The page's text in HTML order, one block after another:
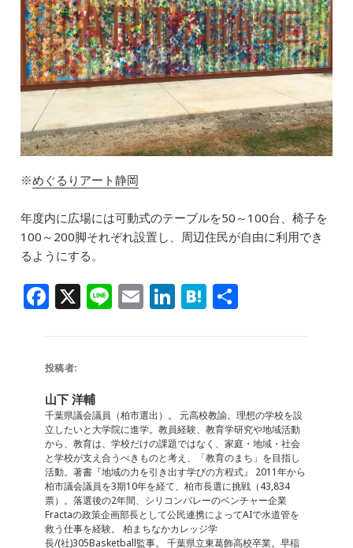
※めぐるりアート静岡
年度内に広場には可動式のテーブルを50～100台、椅子を
100～200脚それぞれ設置し、周辺住民が自由に利用でき
るようにする。
F
e
b
o
o
k
X Li E Li
n
H
投稿者:
山下 洋輔
千葉県議会議員（柏市選出）。 元高校教諭。理想の学校を設
立したいと大学院に進学。教員経験、教育学研究や地域活動
から、教育は、学校だけの課題ではなく、家庭・地域・社会
と学校が支え合うべきものと考え、「教育のまち」を目指し
活動。著書『地域の力を引き出す学びの方程式』 2011年から
柏市議会議員を3期10年を経て、柏市長選に挑戦（43,834
票）。落選後の2年間、シリコンバレーのベンチャー企業
Fractaの政策企画部長として公民連携によってAIで水道管を
救う仕事を経験。 柏まちなかカレッジ学
長/(社)305Basketball監事。 千葉県立東葛飾高校卒業。早稲